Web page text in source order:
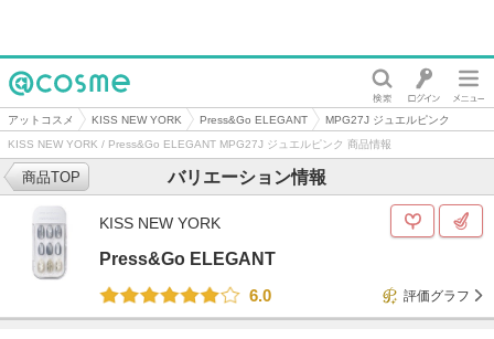
@cosme
アットコスメ KISS NEW YORK Press&Go ELEGANT
MPG27J ジュエルピンク
KISS NEW YORK / Press&Go ELEGANT MPG27J ジュエルピンク 商品情報
バリエーション情報
商品TOP
KISS NEW YORK
Press&Go ELEGANT
6.0
評価グラフ